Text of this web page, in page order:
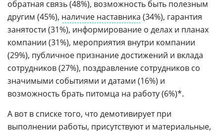
обратная связь (48%), возможность быть полезным
другим (45%), наличие наставника (34%), гарантия
занятости (31%), информирование о делах и планах
компании (31%), мероприятия внутри компании
(29%), публичное признание достижений и вклада
сотрудников (27%), поздравление сотрудников со
значимыми событиями и датами (16%) и
возможность брать питомца на работу (6%)*.
А вот в списке того, что демотивирует при
выполнении работы, присутствуют и материальные,